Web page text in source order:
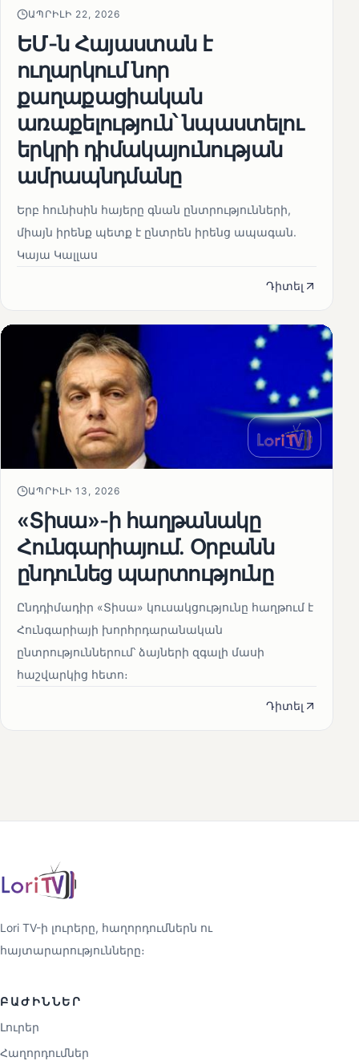
ԱՊՐԻԼԻ 22, 2026
ԵՄ-ն Հայաստան է
ուղարկում նոր
քաղաքացիական
առաքելություն՝ նպաստելու
երկրի դիմակայունության
ամրապնդմանը
Երբ հունիսին հայերը գնան ընտրությունների,
միայն իրենք պետք է ընտրեն իրենց ապագան.
Կայա Կալլաս
Դիտել
ԱՊՐԻԼԻ 13, 2026
«Տիսա»-ի հաղթանակը
Հունգարիայում․ Օրբանն
ընդունեց պարտությունը
Ընդդիմադիր «Տիսա» կուսակցությունը հաղթում է
Հունգարիայի խորհրդարանական
ընտրություններում՝ ձայների զգալի մասի
հաշվարկից հետո։
Դիտել
Lori TV-ի լուրերը, հաղորդումներն ու
հայտարարությունները։
ԲԱԺԻՆՆԵՐ
Լուրեր
Հաղորդումներ